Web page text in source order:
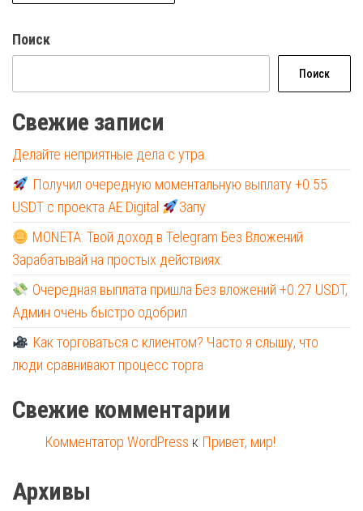
Поиск
Поиск
Свежие записи
Делайте неприятные дела с утра.
Получил очередную моментальную выплату +0.55
USDT с проекта AE Digital
Запу
MONETA: Твой доход в Telegram Без Вложений
Зарабатывай на простых действиях:
Очередная выплата пришла Без вложений +0.27 USDT,
Админ очень быстро одобрил
Как торговаться с клиентом? Часто я слышу, что
люди сравнивают процесс торга
Свежие комментарии
Комментатор WordPress к Привет, мир!
Архивы